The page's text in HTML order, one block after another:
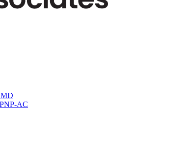
MD
AC